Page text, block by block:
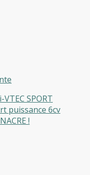
SPORT
puissance 6cv
!